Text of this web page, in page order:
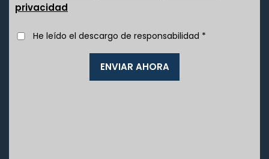
privacidad
He leído el descargo de responsabilidad *